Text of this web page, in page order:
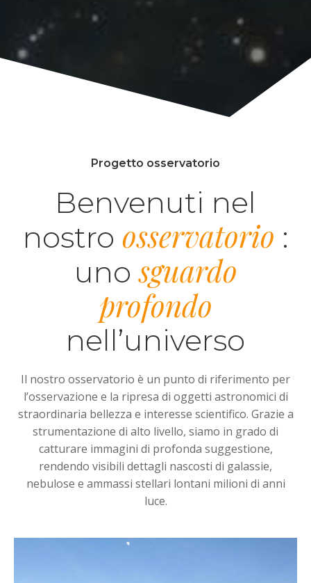
Progetto osservatorio
Benvenuti nel
nostro osservatorio :
unosguardo
profondo
nell’universo
Il nostro osservatorio è un punto di riferimento per
l’osservazione e la ripresa di oggetti astronomici di
straordinaria bellezza e interesse scientifico. Grazie a
strumentazione di alto livello, siamo in grado di
catturare immagini di profonda suggestione,
rendendo visibili dettagli nascosti di galassie,
nebulose e ammassi stellari lontani milioni di anni
luce.